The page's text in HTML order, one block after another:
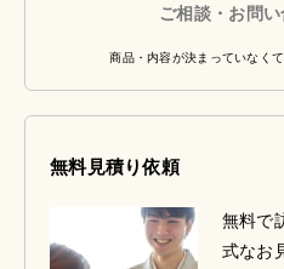
ご相談・お問
商品・内容が決まっていなく
無料見積り依頼
無料で
式なお